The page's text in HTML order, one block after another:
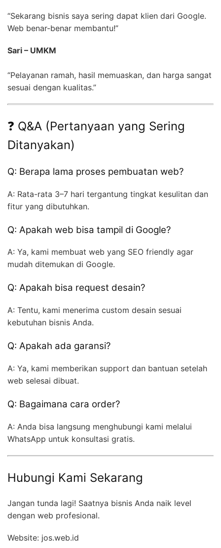
“Sekarang bisnis saya sering dapat klien dari Google.
Web benar-benar membantu!”
Sari – UMKM
“Pelayanan ramah, hasil memuaskan, dan harga sangat
sesuai dengan kualitas.”
❓ Q&A (Pertanyaan yang Sering
Ditanyakan)
Q: Berapa lama proses pembuatan web?
A: Rata-rata 3–7 hari tergantung tingkat kesulitan dan
fitur yang dibutuhkan.
Q: Apakah web bisa tampil di Google?
A: Ya, kami membuat web yang SEO friendly agar
mudah ditemukan di Google.
Q: Apakah bisa request desain?
A: Tentu, kami menerima custom desain sesuai
kebutuhan bisnis Anda.
Q: Apakah ada garansi?
A: Ya, kami memberikan support dan bantuan setelah
web selesai dibuat.
Q: Bagaimana cara order?
A: Anda bisa langsung menghubungi kami melalui
WhatsApp untuk konsultasi gratis.
Hubungi Kami Sekarang
Jangan tunda lagi! Saatnya bisnis Anda naik level
dengan web profesional.
Website: jos.web.id